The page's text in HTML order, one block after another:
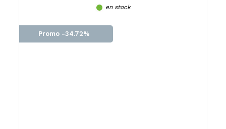
en stock
Promo -34.72%